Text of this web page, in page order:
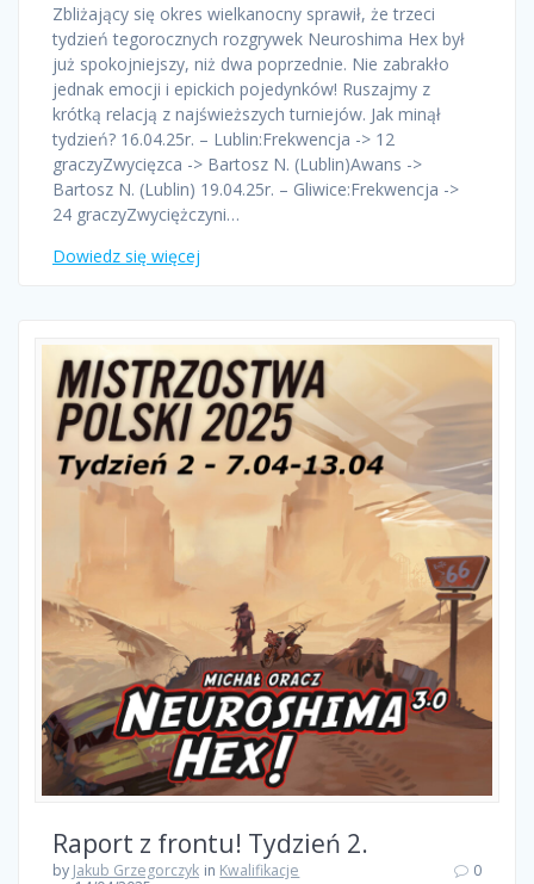
Zbliżający się okres wielkanocny sprawił, że trzeci
tydzień tegorocznych rozgrywek Neuroshima Hex był
już spokojniejszy, niż dwa poprzednie. Nie zabrakło
jednak emocji i epickich pojedynków! Ruszajmy z
krótką relacją z najświeższych turniejów. Jak minął
tydzień? 16.04.25r. – Lublin:Frekwencja -> 12
graczyZwycięzca -> Bartosz N. (Lublin)Awans ->
Bartosz N. (Lublin) 19.04.25r. – Gliwice:Frekwencja ->
24 graczyZwyciężczyni…
Dowiedz się więcej
Raport z frontu! Tydzień 2.
by Jakub Grzegorczyk in Kwalifikacje
0